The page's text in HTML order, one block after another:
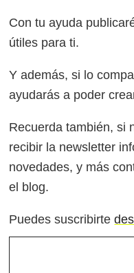
Con tu ayuda
útiles para ti.
Y además, si lo
ayudarás a poder
Recuerda también, si
recibir la newsletter
novedades, y más
el blog.
Puedes suscribirte